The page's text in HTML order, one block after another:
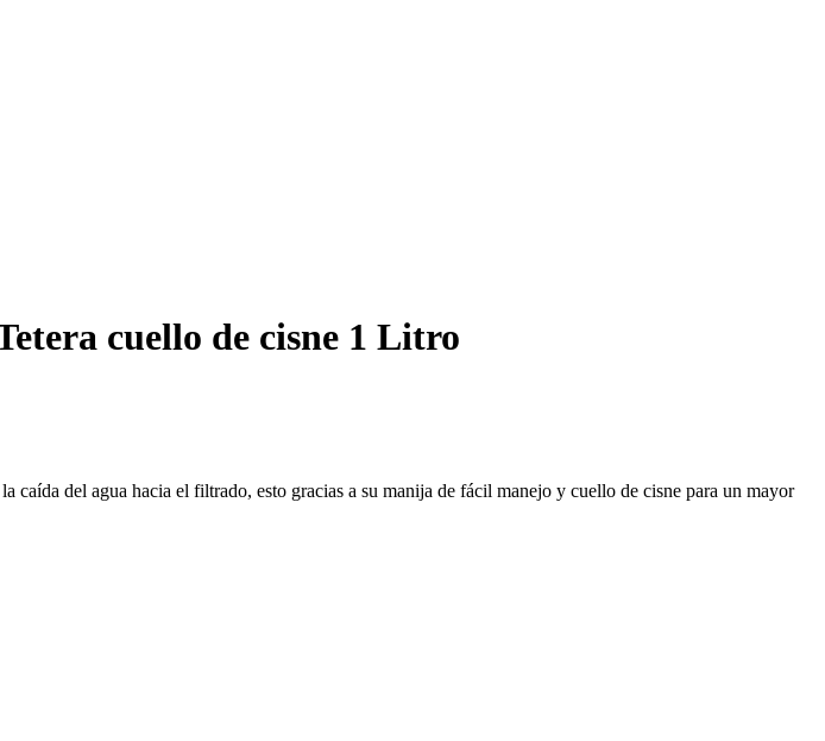
cuello de cisne 1 Litro
del agua hacia el filtrado, esto gracias a su manija de fácil manejo y cuello de cisne para un mayor